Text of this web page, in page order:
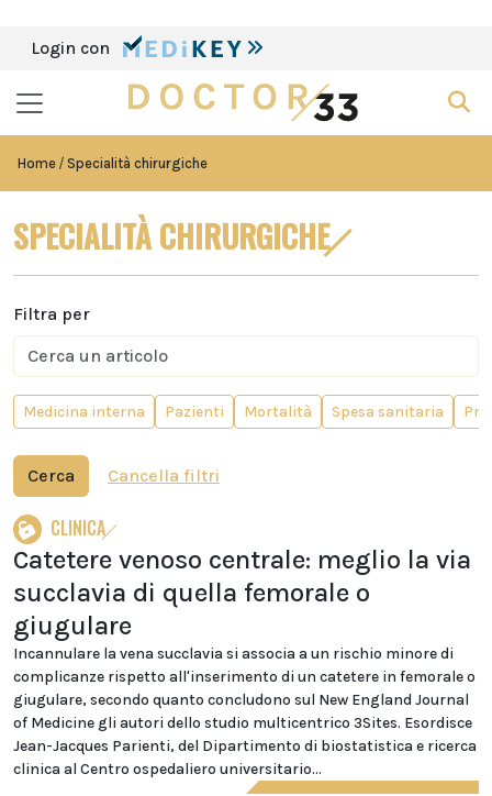
Login con
Home Specialità chirurgiche
SPECIALITÀ CHIRURGICHE
Filtra per
Medicina interna Pazienti Mortalità Spesa sanitaria
Cerca Cancella filtri
CLINICA
Catetere venoso centrale: meglio la via
succlavia di quella femorale o
giugulare
Incannulare la vena succlavia si associa a un rischio minore di
complicanze rispetto all'inserimento di un catetere in femorale o
giugulare, secondo quanto concludono sul New England Journal
of Medicine gli autori dello studio multicentrico 3Sites. Esordisce
Jean-Jacques Parienti, del Dipartimento di biostatistica e ricerca
clinica al Centro ospedaliero universitario...